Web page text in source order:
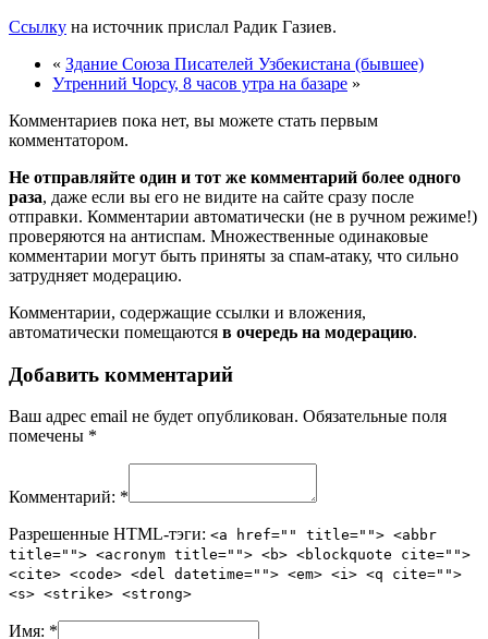
Ссылку на источник прислал Радик Газиев.
« Здание Союза Писателей Узбекистана (бывшее)
Утренний Чорсу, 8 часов утра на базаре »
Комментариев пока нет, вы можете стать первым
комментатором.
Не отправляйте один и тот же комментарий более одного
раза, даже если вы его не видите на сайте сразу после
отправки. Комментарии автоматически (не в ручном режиме!)
проверяются на антиспам. Множественные одинаковые
комментарии могут быть приняты за спам-атаку, что сильно
затрудняет модерацию.
Комментарии, содержащие ссылки и вложения,
автоматически помещаются в очередь на модерацию.
Добавить комментарий
Ваш адрес email не будет опубликован. Обязательные поля
помечены *
Комментарий: *
Разрешенные HTML-тэги: <a href="" title=""> <abbr
title=""> <acronym title=""> <b> <blockquote cite="">
<cite> <code> <del datetime=""> <em> <i> <q cite="">
<s> <strike> <strong>
Имя: *